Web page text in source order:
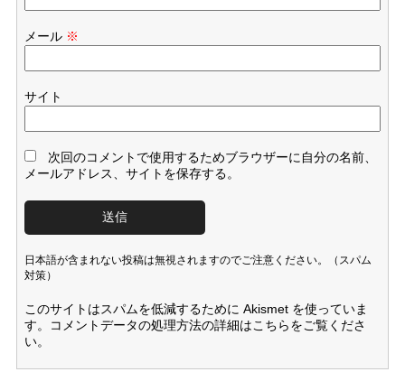
メール ※
サイト
次回のコメントで使用するためブラウザーに自分の名前、
メールアドレス、サイトを保存する。
日本語が含まれない投稿は無視されますのでご注意ください。（スパム
対策）
このサイトはスパムを低減するために Akismet を使っていま
す。
コメントデータの処理方法の詳細はこちらをご覧くださ
い。